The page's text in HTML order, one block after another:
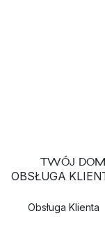
TWÓJ DOM
OBSŁUGA
Obsługa Klienta